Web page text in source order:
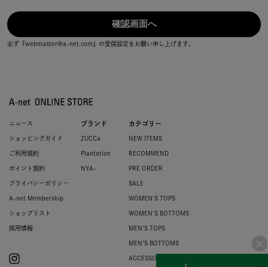
必ず『webmaster@a-net.com』の受信設定をお願い申し上げます。
ニュース
ショッピングガイド
ご利用規約
ポイント規約
プライバシーポリシー
A-net Membership
ショップリスト
採用情報
ブランド
ZUCCa
Plantation
NYA-
カテゴリー
NEW ITEMS
RECOMMEND
PRE ORDER
SALE
WOMEN'S TOPS
WOMEN'S BOTTOMS
MEN'S TOPS
MEN'S BOTTOMS
ACCESSORIES